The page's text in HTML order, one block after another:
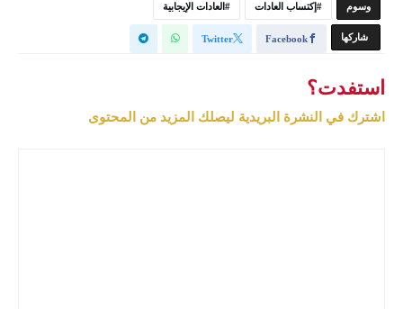
‫‫‫‫وسوم‬ إكتساب العادات العادات الإيجابية
‫‫ شاركها‬ Facebook
Twitter
استفدت؟
اشترك في النشرة البريدية ليصلك المزيد من المحتوى